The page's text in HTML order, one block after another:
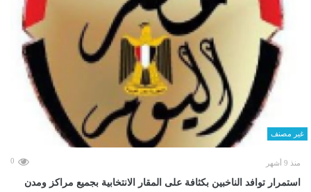
غير مصنف
منذ 9 أشهر 0
استمرار توافد الناخبين بكثافة على المقار الانتخابية بجميع مراكز ومدن